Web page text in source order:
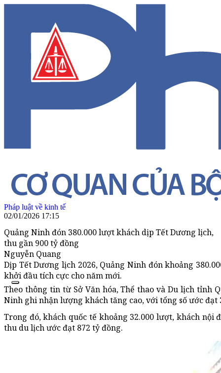
Pháp luật về kinh tế
02/01/2026 17:15
Quảng Ninh đón 380.000 lượt khách dịp Tết Dương lịch,
thu gần 900 tỷ đồng
Nguyễn Quang
Dịp Tết Dương lịch 2026, Quảng Ninh đón khoảng
khởi đầu tích cực cho năm mới.
Theo thông tin từ Sở Văn hóa, Thể thao và Du lịch tỉnh
Ninh ghi nhận lượng khách tăng cao, với tổng số ước đạt
Trong đó, khách quốc tế khoảng 32.000 lượt, khách nội
thu du lịch ước đạt 872 tỷ đồng.